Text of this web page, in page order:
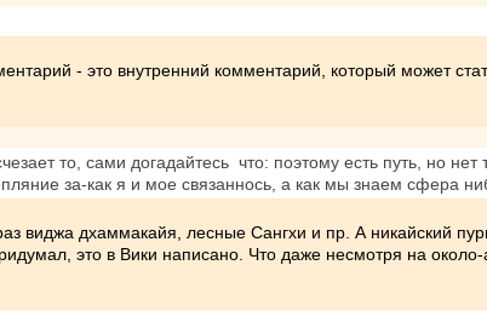
- это внутренний комментарий, который может
то, сами догадайтесь что: поэтому есть путь, но
за-как я и мое связаннось, а как мы знаем сфера
виджа дхаммакайя, лесные Сангхи и пр. А никайский
это в Вики написано. Что даже несмотря на